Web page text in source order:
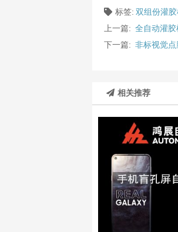
标签: 双组份灌
上一篇: 全自动灌
下一篇: 非标视觉
相关推荐